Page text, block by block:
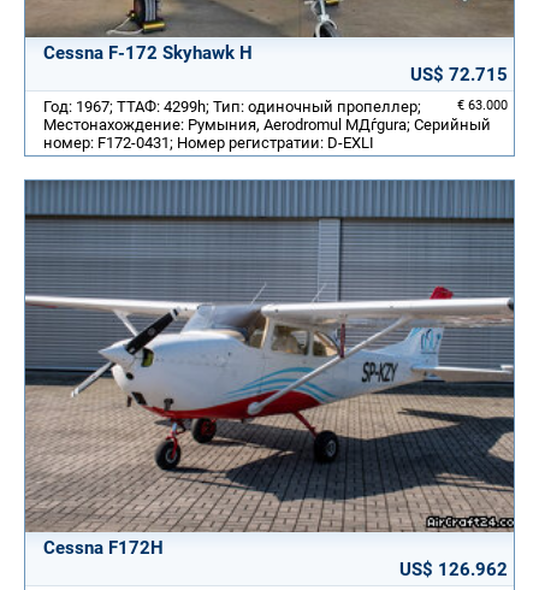
Cessna F-172 Skyhawk H
US$ 72.715
€ 63.000
Год: 1967; ТТАФ: 4299h; Тип: одиночный пропеллер;
Местонахождение: Румыния, Aerodromul MДѓgura; Серийный
номер: F172-0431; Номер регистратии: D-EXLI
Cessna F172H
US$ 126.962